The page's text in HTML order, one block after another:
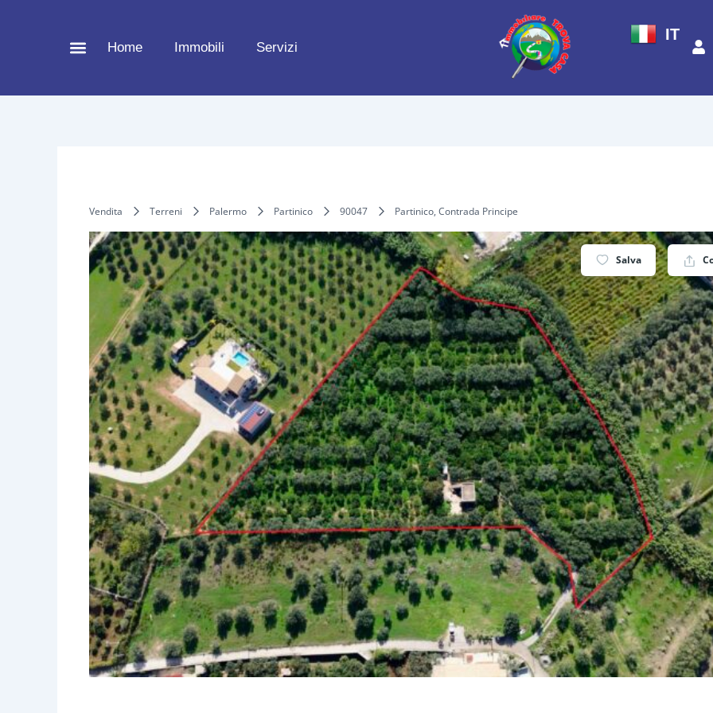
Home Immobili Servizi
IT
Vendita Terreni Palermo Partinico 90047 Partinico, Contrada Principe
Salva